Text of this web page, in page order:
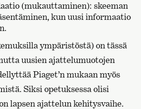
(mukauttaminen): skeeman
kun uusi informaatio
ympäristöstä) on tässä
uusien ajattelumuotojen
Piaget’n mukaan myös
Siksi opetuksessa olisi
lapsen ajattelun kehitysvaihe.